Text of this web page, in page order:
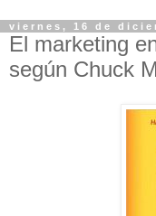
viernes, 16 de
El marketing
según Chuck